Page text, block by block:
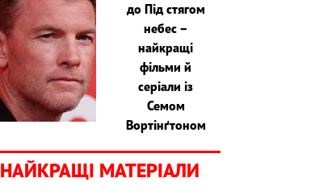
до Під стягом
небес –
найкращі
фільми й
серіали із
Семом
Вортінґтоном
НАЙКРАЩІ МАТЕРІАЛИ